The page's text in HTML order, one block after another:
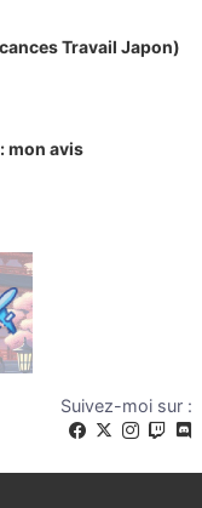
Travail Japon)
mon avis
Suivez-moi sur :